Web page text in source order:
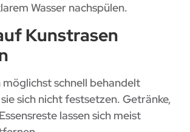
Wasser nachspülen.
Kunstrasen
möglichst schnell behandelt
sich nicht festsetzen. Getränke,
lassen sich meist